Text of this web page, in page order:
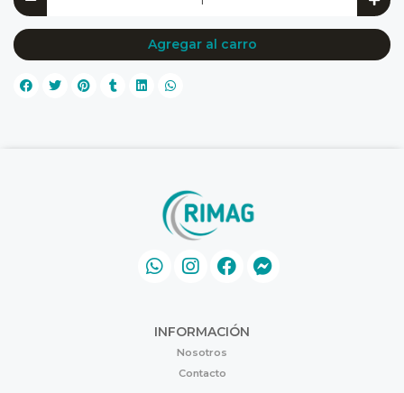
Agregar al carro
INFORMACIÓN
Nosotros
Contacto